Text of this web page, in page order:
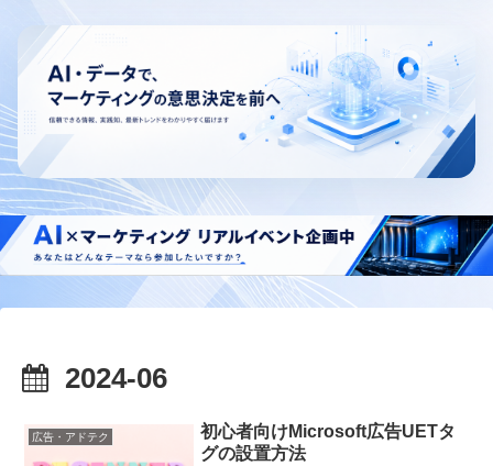
2024-06
広告・アドテク
初心者向けMicrosoft広告UETタ
グの設置方法